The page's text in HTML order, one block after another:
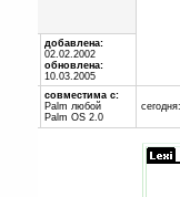
добавлена:
02.02.2002
обновлена:
10.03.2005
совместима с:
Palm любой
Palm OS 2.0